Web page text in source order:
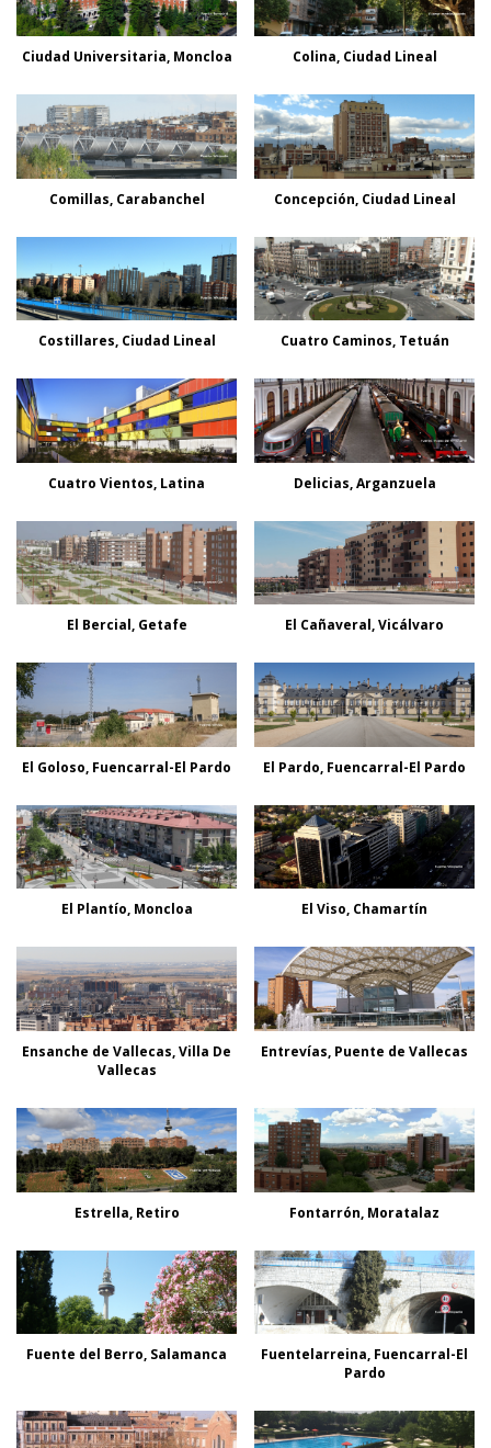
Ciudad Universitaria, Moncloa Colina, Ciudad Lineal
Comillas, Carabanchel Concepción, Ciudad Lineal
Costillares, Ciudad Lineal Cuatro Caminos, Tetuán
Cuatro Vientos, Latina Delicias, Arganzuela
El Bercial, Getafe El Cañaveral, Vicálvaro
El Goloso, Fuencarral-El Pardo El Pardo, Fuencarral-El Pardo
El Plantío, Moncloa El Viso, Chamartín
Ensanche de Vallecas, Villa De
Vallecas
Entrevías, Puente de Vallecas
Estrella, Retiro Fontarrón, Moratalaz
Fuente del Berro, Salamanca
Fuentelarreina, Fuencarral-El
Pardo